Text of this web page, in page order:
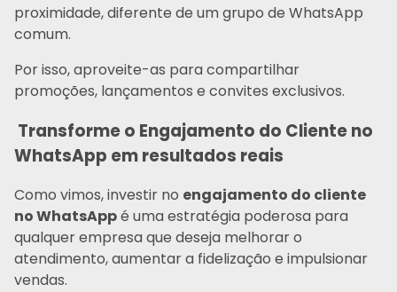
proximidade, diferente de um grupo de WhatsApp
comum.
Por isso, aproveite-as para compartilhar
promoções, lançamentos e convites exclusivos.
Transforme o Engajamento do Cliente no
WhatsApp em resultados reais
Como vimos, investir no engajamento do cliente
no WhatsAppé uma estratégia poderosa para
qualquer empresa que deseja melhorar o
atendimento, aumentar a fidelização e impulsionar
vendas.